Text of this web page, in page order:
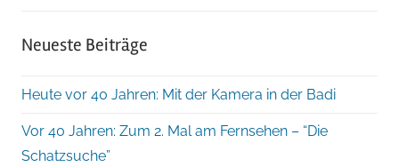
Neueste Beiträge
Heute vor 40 Jahren: Mit der Kamera in der Badi
Vor 40 Jahren: Zum 2. Mal am Fernsehen – “Die
Schatzsuche”